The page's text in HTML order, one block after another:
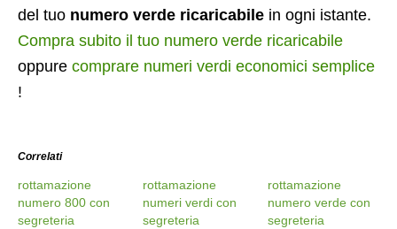
del tuo numero verde ricaricabile in ogni istante.
Compra subito il tuo numero verde ricaricabile
oppure comprare numeri verdi economici semplice
!
Correlati
rottamazione
numero 800 con
segreteria
rottamazione
numeri verdi con
segreteria
rottamazione
numero verde con
segreteria